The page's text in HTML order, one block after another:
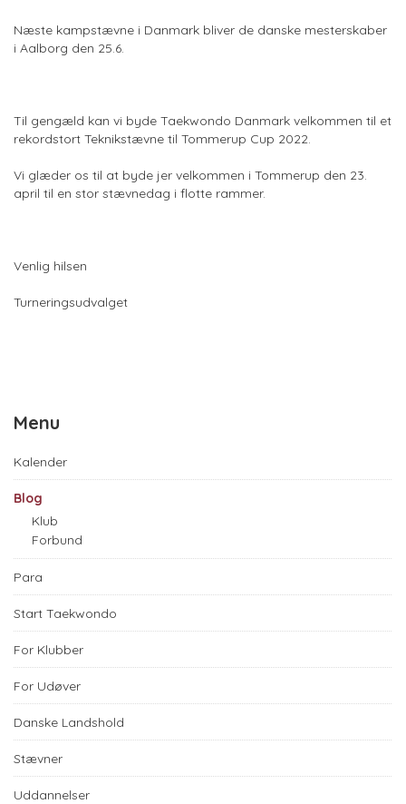
Næste kampstævne i Danmark bliver de danske mesterskaber
i Aalborg den 25.6.
Til gengæld kan vi byde Taekwondo Danmark velkommen til et
rekordstort Teknikstævne til Tommerup Cup 2022.
Vi glæder os til at byde jer velkommen i Tommerup den 23.
april til en stor stævnedag i flotte rammer.
Venlig hilsen
Turneringsudvalget
Menu
Kalender
Blog
Klub
Forbund
Para
Start Taekwondo
For Klubber
For Udøver
Danske Landshold
Stævner
Uddannelser